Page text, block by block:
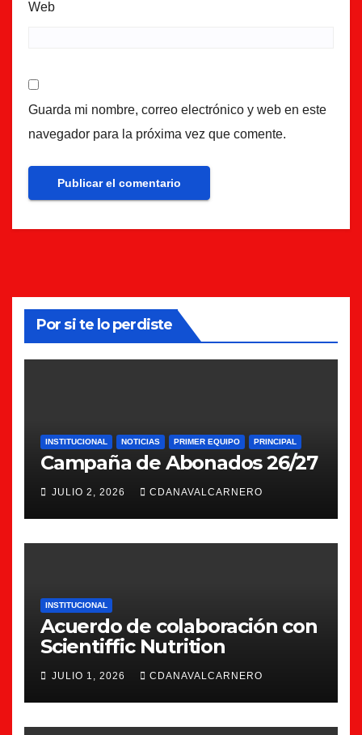
Web
Guarda mi nombre, correo electrónico y web en este
navegador para la próxima vez que comente.
Por si te lo perdiste
INSTITUCIONAL NOTICIAS PRIMER EQUIPO PRINCIPAL
Campaña de Abonados 26/27
JULIO 2, 2026 CDANAVALCARNERO
INSTITUCIONAL
Acuerdo de colaboración con
Scientiffic Nutrition
JULIO 1, 2026 CDANAVALCARNERO